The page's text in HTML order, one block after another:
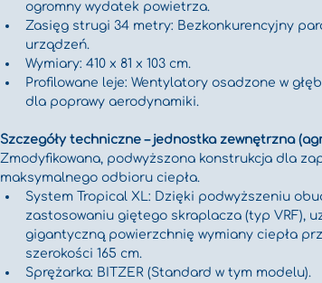
ogromny wydatek powietrza.
Zasięg strugi 34 metry: Bezkonkurencyjny
urządzeń.
Wymiary: 410 x 81 x 103 cm.
Profilowane leje: Wentylatory osadzone w
dla poprawy aerodynamiki.
Szczegóły techniczne – jednostka zewnętrzna
Zmodyfikowana, podwyższona konstrukcja dla
maksymalnego odbioru ciepła.
System Tropical XL: Dzięki podwyższeniu
zastosowaniu giętego skraplacza (typ VRF),
gigantyczną powierzchnię wymiany ciepła
szerokości 165 cm.
Sprężarka: BITZER (Standard w tym modelu).